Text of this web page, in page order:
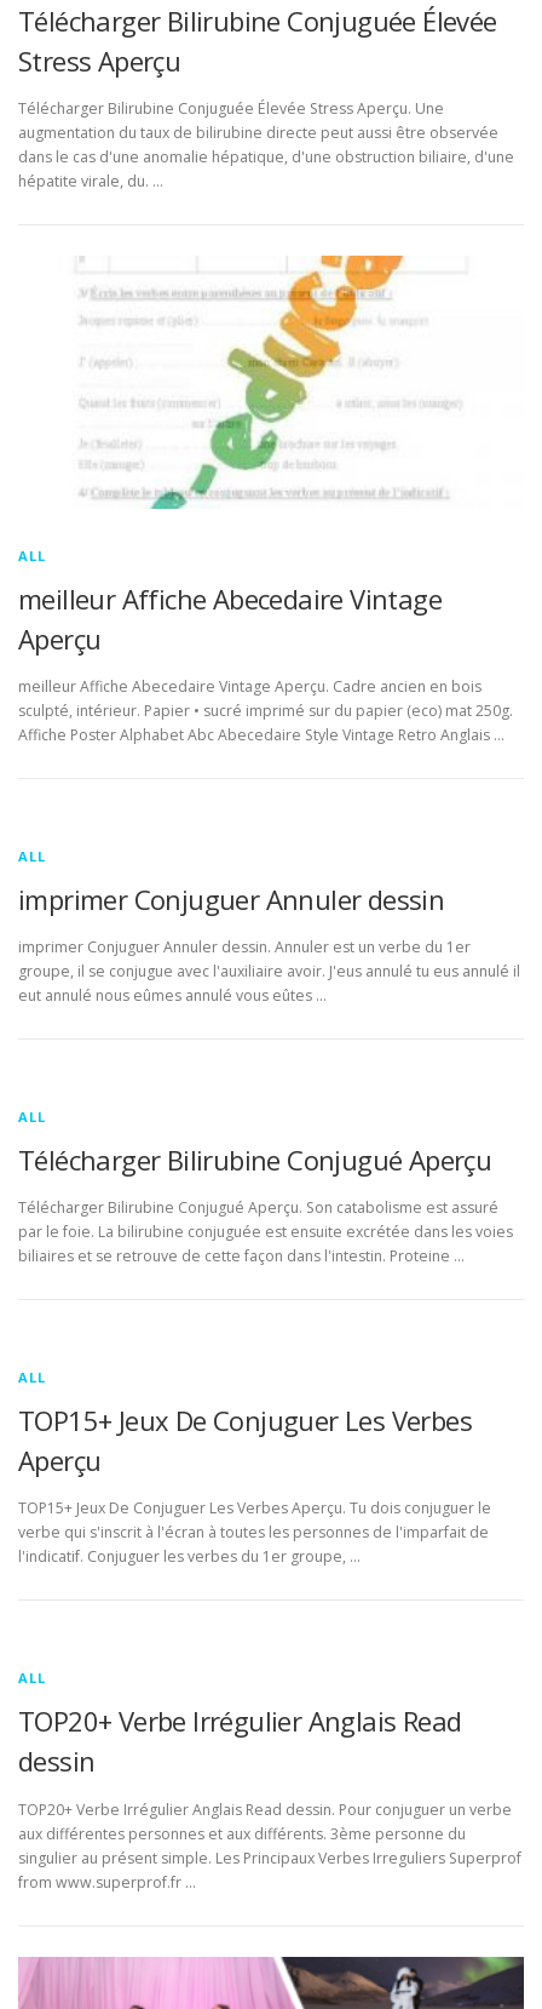
Télécharger Bilirubine Conjuguée Élevée
Stress Aperçu
Télécharger Bilirubine Conjuguée Élevée Stress Aperçu. Une
augmentation du taux de bilirubine directe peut aussi être observée
dans le cas d'une anomalie hépatique, d'une obstruction biliaire, d'une
hépatite virale, du. …
ALL
meilleur Affiche Abecedaire Vintage
Aperçu
meilleur Affiche Abecedaire Vintage Aperçu. Cadre ancien en bois
sculpté, intérieur. Papier • sucré imprimé sur du papier (eco) mat 250g.
Affiche Poster Alphabet Abc Abecedaire Style Vintage Retro Anglais …
ALL
imprimer Conjuguer Annuler dessin
imprimer Conjuguer Annuler dessin. Annuler est un verbe du 1er
groupe, il se conjugue avec l'auxiliaire avoir. J'eus annulé tu eus annulé il
eut annulé nous eûmes annulé vous eûtes …
ALL
Télécharger Bilirubine Conjugué Aperçu
Télécharger Bilirubine Conjugué Aperçu. Son catabolisme est assuré
par le foie. La bilirubine conjuguée est ensuite excrétée dans les voies
biliaires et se retrouve de cette façon dans l'intestin. Proteine …
ALL
TOP15+ Jeux De Conjuguer Les Verbes
Aperçu
TOP15+ Jeux De Conjuguer Les Verbes Aperçu. Tu dois conjuguer le
verbe qui s'inscrit à l'écran à toutes les personnes de l'imparfait de
l'indicatif. Conjuguer les verbes du 1er groupe, …
ALL
TOP20+ Verbe Irrégulier Anglais Read
dessin
TOP20+ Verbe Irrégulier Anglais Read dessin. Pour conjuguer un verbe
aux différentes personnes et aux différents. 3ème personne du
singulier au présent simple. Les Principaux Verbes Irreguliers Superprof
from www.superprof.fr …